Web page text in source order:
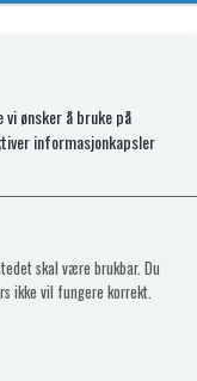
LID
ønsker å bruke på
informasjonkapsler
skal være brukbar. Du
ikke vil fungere korrekt.